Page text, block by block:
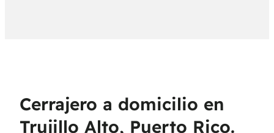
Cerrajero a domicilio en
Trujillo Alto, Puerto Rico.